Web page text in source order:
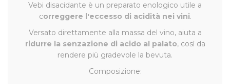
Vebi disacidante è un preparato enologico utile a
correggere l'eccesso di acidità nei vini.
Versato direttamente alla massa del vino, aiuta a
ridurre la senzazione di acido al palato, così da
rendere più gradevole la bevuta.
Composizione: